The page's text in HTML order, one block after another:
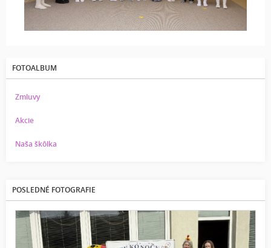
FOTOALBUM
Zmluvy
Akcie
Naša škôlka
POSLEDNÉ FOTOGRAFIE